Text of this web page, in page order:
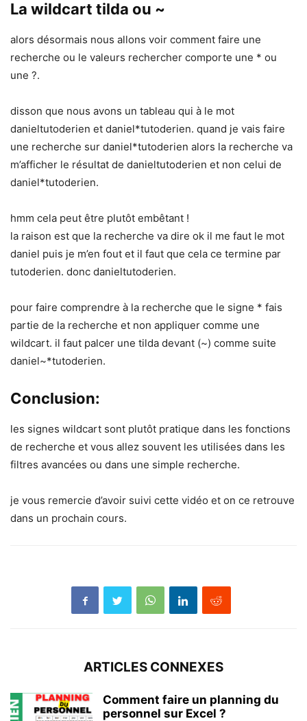
La wildcart tilda ou ~
alors désormais nous allons voir comment faire une
recherche ou le valeurs rechercher comporte une * ou
une ?.
disson que nous avons un tableau qui à le mot
danieltutoderien et daniel*tutoderien. quand je vais faire
une recherche sur daniel*tutoderien alors la recherche va
m’afficher le résultat de danieltutoderien et non celui de
daniel*tutoderien.
hmm cela peut être plutôt embêtant !
la raison est que la recherche va dire ok il me faut le mot
daniel puis je m’en fout et il faut que cela ce termine par
tutoderien. donc danieltutoderien.
pour faire comprendre à la recherche que le signe * fais
partie de la recherche et non appliquer comme une
wildcart. il faut palcer une tilda devant (~) comme suite
daniel~*tutoderien.
Conclusion:
les signes wildcart sont plutôt pratique dans les fonctions
de recherche et vous allez souvent les utilisées dans les
filtres avancées ou dans une simple recherche.
je vous remercie d’avoir suivi cette vidéo et on ce retrouve
dans un prochain cours.
ARTICLES CONNEXES
Comment faire un planning du
personnel sur Excel ?